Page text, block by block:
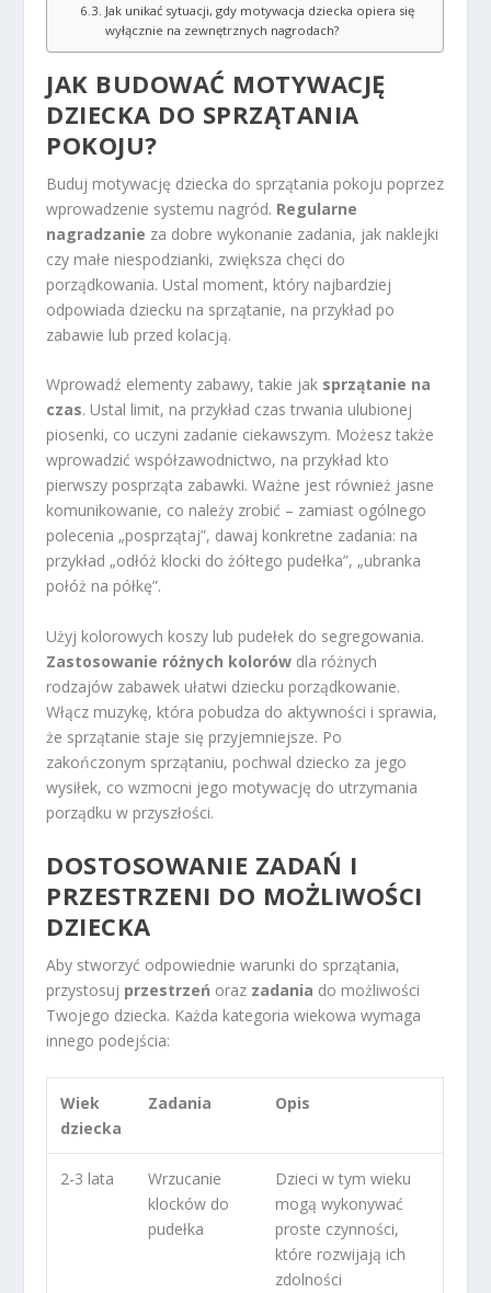
Jak unikać sytuacji, gdy motywacja dziecka opiera się
wyłącznie na zewnętrznych nagrodach?
JAK BUDOWAĆ MOTYWACJĘ
DZIECKA DO SPRZĄTANIA
POKOJU?
Buduj motywację dziecka do sprzątania pokoju poprzez
wprowadzenie systemu nagród. Regularne
nagradzanie za dobre wykonanie zadania, jak naklejki
czy małe niespodzianki, zwiększa chęci do
porządkowania. Ustal moment, który najbardziej
odpowiada dziecku na sprzątanie, na przykład po
zabawie lub przed kolacją.
Wprowadź elementy zabawy, takie jak sprzątanie na
czas. Ustal limit, na przykład czas trwania ulubionej
piosenki, co uczyni zadanie ciekawszym. Możesz także
wprowadzić współzawodnictwo, na przykład kto
pierwszy posprząta zabawki. Ważne jest również jasne
komunikowanie, co należy zrobić – zamiast ogólnego
polecenia „posprzątaj”, dawaj konkretne zadania: na
przykład „odłóż klocki do żółtego pudełka”, „ubranka
połóż na półkę”.
Użyj kolorowych koszy lub pudełek do segregowania.
Zastosowanie różnych kolorów dla różnych
rodzajów zabawek ułatwi dziecku porządkowanie.
Włącz muzykę, która pobudza do aktywności i sprawia,
że sprzątanie staje się przyjemniejsze. Po
zakończonym sprzątaniu, pochwal dziecko za jego
wysiłek, co wzmocni jego motywację do utrzymania
porządku w przyszłości.
DOSTOSOWANIE ZADAŃ I
PRZESTRZENI DO MOŻLIWOŚCI
DZIECKA
Aby stworzyć odpowiednie warunki do sprzątania,
przystosuj przestrzeń oraz zadania do możliwości
Twojego dziecka. Każda kategoria wiekowa wymaga
innego podejścia:
Wiek
dziecka
Zadania Opis
2-3 lata
Wrzucanie
klocków do
pudełka
Dzieci w tym wieku
mogą wykonywać
proste czynności,
które rozwijają ich
zdolności